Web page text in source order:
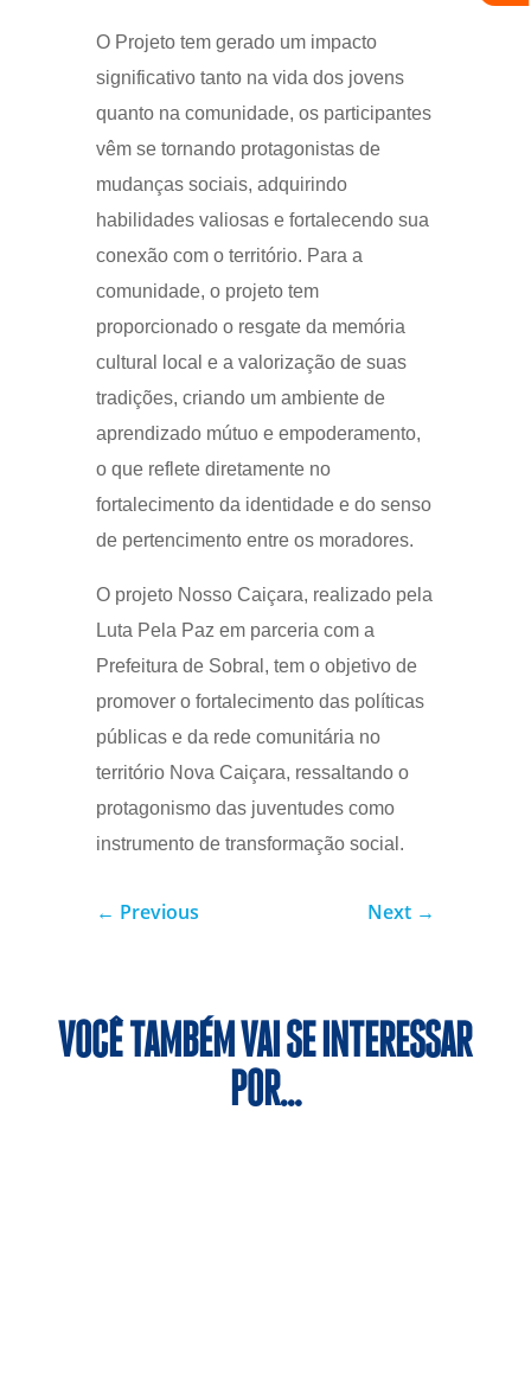
O Projeto tem gerado um impacto
significativo tanto na vida dos jovens
quanto na comunidade, os participantes
vêm se tornando protagonistas de
mudanças sociais, adquirindo
habilidades valiosas e fortalecendo sua
conexão com o território. Para a
comunidade, o projeto tem
proporcionado o resgate da memória
cultural local e a valorização de suas
tradições, criando um ambiente de
aprendizado mútuo e empoderamento,
o que reflete diretamente no
fortalecimento da identidade e do senso
de pertencimento entre os moradores.
O projeto Nosso Caiçara, realizado pela
Luta Pela Paz em parceria com a
Prefeitura de Sobral, tem o objetivo de
promover o fortalecimento das políticas
públicas e da rede comunitária no
território Nova Caiçara, ressaltando o
protagonismo das juventudes como
instrumento de transformação social.
← Previous Next →
VOCÊ TAMBÉM VAI SE INTERESSAR
POR…